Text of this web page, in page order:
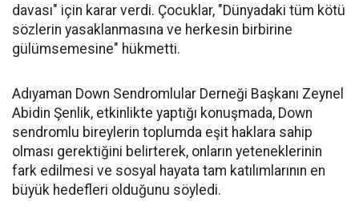
davası" için karar verdi. Çocuklar, "Dünyadaki tüm kötü
sözlerin yasaklanmasına ve herkesin birbirine
gülümsemesine" hükmetti.
Adıyaman Down Sendromlular Derneği Başkanı Zeynel
Abidin Şenlik, etkinlikte yaptığı konuşmada, Down
sendromlu bireylerin toplumda eşit haklara sahip
olması gerektiğini belirterek, onların yeteneklerinin
fark edilmesi ve sosyal hayata tam katılımlarının en
büyük hedefleri olduğunu söyledi.